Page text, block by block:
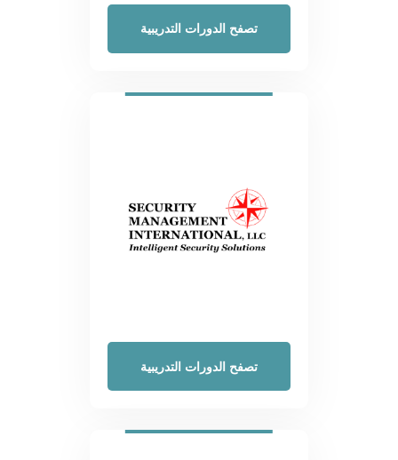
تصفح الدورات التدريبية
تصفح الدورات التدريبية